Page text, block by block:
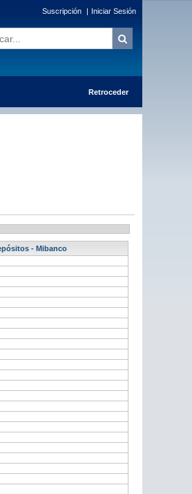
Suscripción | Iniciar Sesión
Retroceder
- Mibanco